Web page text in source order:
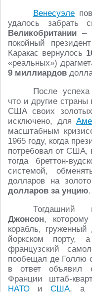
Венесуэле
удалось
Великобритании –
покойный
Каракас вернулось
«реальных»)
9 миллиардов
После
что и другие страны
США своих
исключено, для
масштабным
1965 году, когда
потребовал от США,
тогда бреттон-
системой,
долларов на
долларов за унцию.
Джонсон,
корабль,
йоркском порту,
французский
пообещал де Голлю
в ответ объявил
Франции штаб-
НАТО и США, а